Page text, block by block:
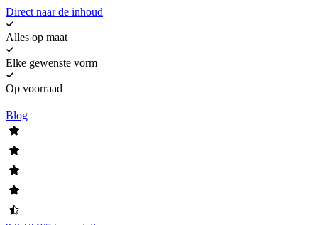
Direct naar de inhoud
Alles op maat
Elke gewenste vorm
Op voorraad
Blog